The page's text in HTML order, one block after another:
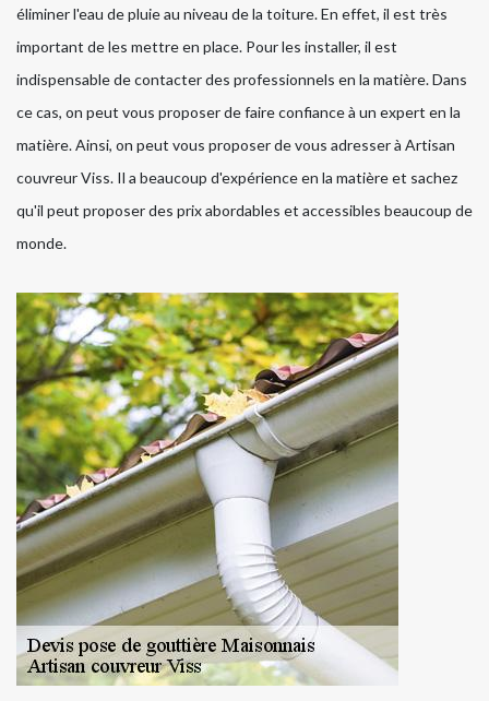
éliminer l'eau de pluie au niveau de la toiture. En effet, il est très
important de les mettre en place. Pour les installer, il est
indispensable de contacter des professionnels en la matière. Dans
ce cas, on peut vous proposer de faire confiance à un expert en la
matière. Ainsi, on peut vous proposer de vous adresser à Artisan
couvreur Viss. Il a beaucoup d'expérience en la matière et sachez
qu'il peut proposer des prix abordables et accessibles beaucoup de
monde.